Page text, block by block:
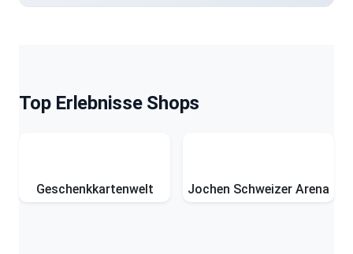
Top Erlebnisse Shops
Geschenkkartenwelt Jochen Schweizer Arena